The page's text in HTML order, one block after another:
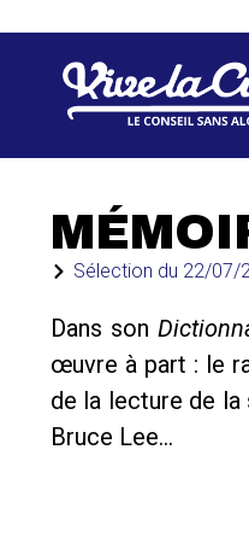
Sélection du 22/07/
Dans son
œuvre à part : le
de la lecture de
Bruce Lee…